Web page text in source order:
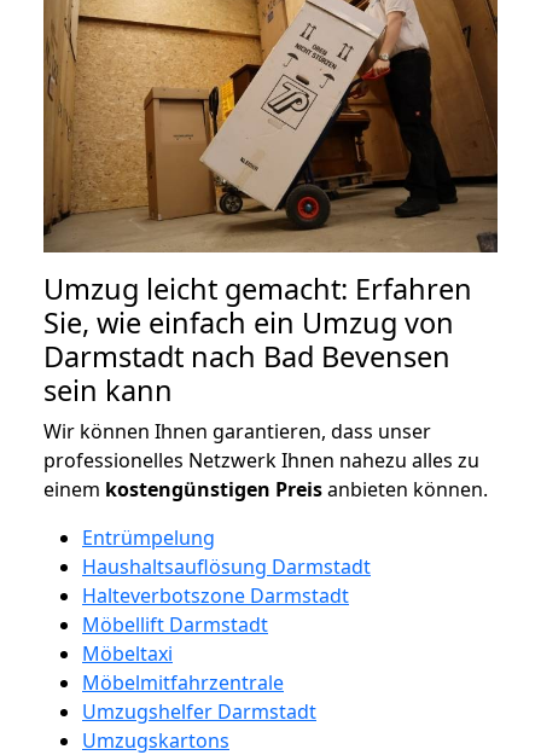
Umzug leicht gemacht: Erfahren
Sie, wie einfach ein Umzug von
Darmstadt nach Bad Bevensen
sein kann
Wir können Ihnen garantieren, dass unser
professionelles Netzwerk Ihnen nahezu alles zu
einem kostengünstigen Preisanbieten können.
Entrümpelung
Haushaltsauflösung Darmstadt
Halteverbotszone Darmstadt
Möbellift Darmstadt
Möbeltaxi
Möbelmitfahrzentrale
Umzugshelfer Darmstadt
Umzugskartons